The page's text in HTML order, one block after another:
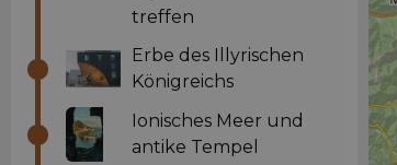
treffen
Erbe des Illyrischen
Königreichs
Ionisches Meer und
antike Tempel